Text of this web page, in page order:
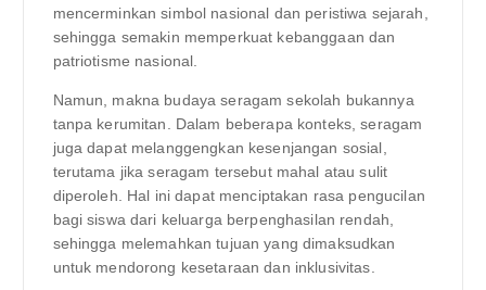
mencerminkan simbol nasional dan peristiwa sejarah,
sehingga semakin memperkuat kebanggaan dan
patriotisme nasional.
Namun, makna budaya seragam sekolah bukannya
tanpa kerumitan. Dalam beberapa konteks, seragam
juga dapat melanggengkan kesenjangan sosial,
terutama jika seragam tersebut mahal atau sulit
diperoleh. Hal ini dapat menciptakan rasa pengucilan
bagi siswa dari keluarga berpenghasilan rendah,
sehingga melemahkan tujuan yang dimaksudkan
untuk mendorong kesetaraan dan inklusivitas.